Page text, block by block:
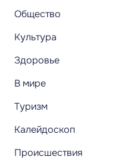
Общество
Культура
Здоровье
В мире
Туризм
Калейдоскоп
Происшествия